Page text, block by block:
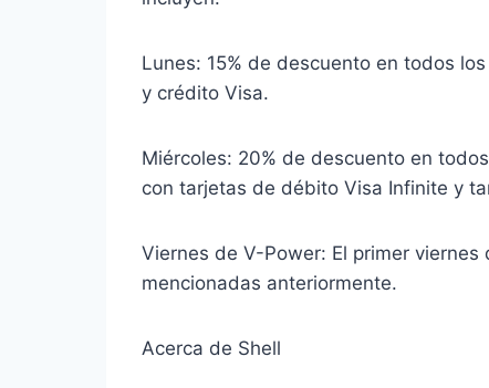
Lunes: 15% de descuento en todos
y crédito Visa.
Miércoles: 20% de descuento en
con tarjetas de débito Visa Infinite y
Viernes de V-Power: El primer
mencionadas anteriormente.
Acerca de Shell